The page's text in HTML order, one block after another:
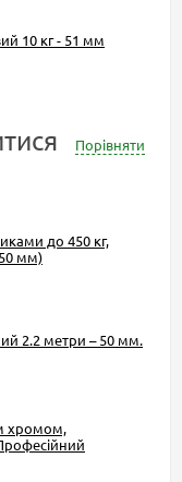
10 кг - 51 мм
Порівняти
до 450 кг,
мм)
2.2 метри – 50 мм.
хромом,